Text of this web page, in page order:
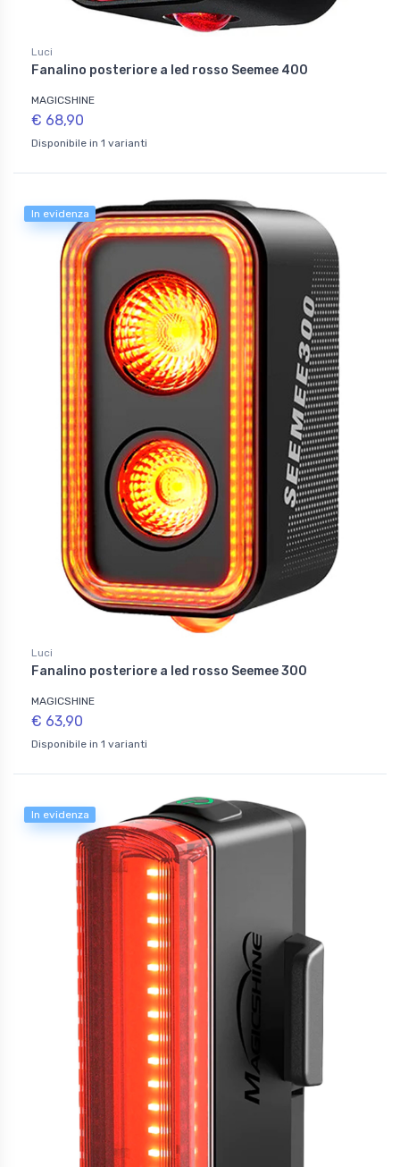
Luci
Fanalino posteriore a led rosso Seemee 400
MAGICSHINE
€ 68,90
Disponibile in 1 varianti
In evidenza
Luci
Fanalino posteriore a led rosso Seemee 300
MAGICSHINE
€ 63,90
Disponibile in 1 varianti
In evidenza